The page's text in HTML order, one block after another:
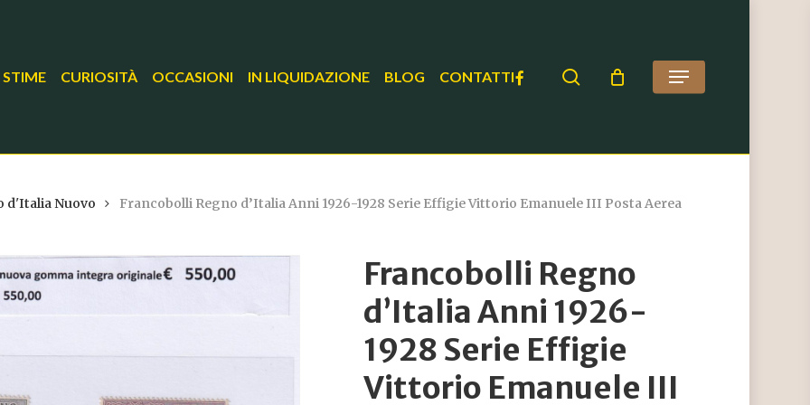
CURIOSITÀ OCCASIONI IN LIQUIDAZIONE BLOG CONTATTIFACEBOOK search Menu
d'Italia Nuovo
Francobolli Regno d’Italia Anni 1926-1928 Serie Effigie Vittorio Emanuele III Posta Aerea
Francobolli Regno
d’Italia Anni 1926-
1928 Serie Effigie
Vittorio Emanuele III